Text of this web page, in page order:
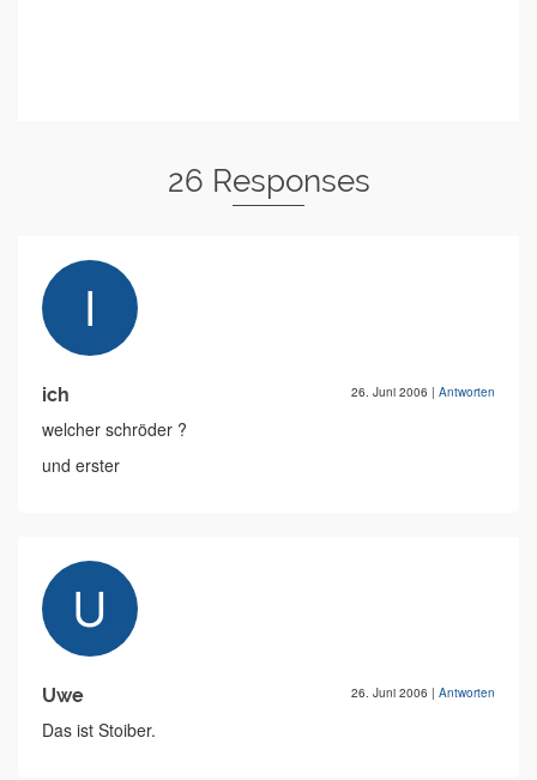
26 Responses
ich 26. Juni 2006 | Antworten
welcher schröder ?
und erster
Uwe 26. Juni 2006 | Antworten
Das ist Stoiber.